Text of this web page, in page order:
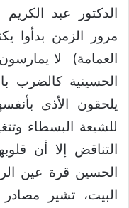
الدكتور عبد
مرور الزمن بدأوا
العمامة) لا
الحسينية كالضرب
يلحقون الأذى
للشيعة البسطاء
التناقض إلا أن
الحسين قرة عين
البيت، تشير